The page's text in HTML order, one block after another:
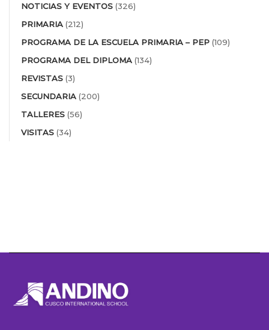
NOTICIAS Y EVENTOS (326)
PRIMARIA (212)
PROGRAMA DE LA ESCUELA PRIMARIA – PEP (109)
PROGRAMA DEL DIPLOMA (134)
REVISTAS (3)
SECUNDARIA (200)
TALLERES (56)
VISITAS (34)